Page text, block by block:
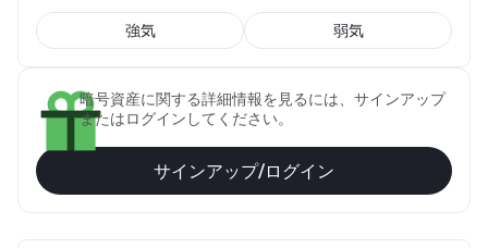
強気 弱気
暗号資産に関する詳細情報を見るには、サインアップ
またはログインしてください。
サインアップ/ログイン